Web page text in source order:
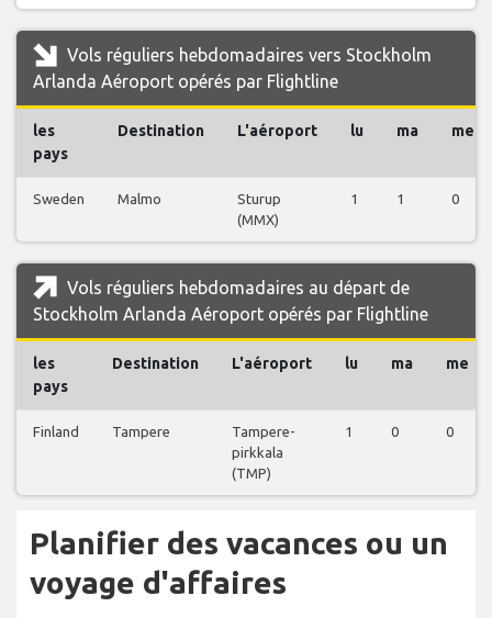
Vols réguliers hebdomadaires vers Stockholm
Arlanda Aéroport opérés par Flightline
les
pays
Destination L'aéroport lu ma me
Sweden Malmo
Sturup
(MMX)
1 1 0
Vols réguliers hebdomadaires au départ de
Stockholm Arlanda Aéroport opérés par Flightline
les
pays
Destination L'aéroport lu ma me
Finland Tampere
Tampere-
pirkkala
(TMP)
1 0 0
Planifier des vacances ou un
voyage d'affaires